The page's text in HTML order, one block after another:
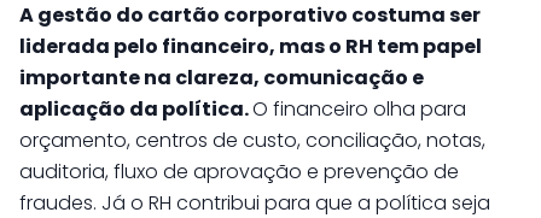
A gestão do cartão corporativo costuma ser
liderada pelo financeiro, mas o RH tem papel
importante na clareza, comunicação e
aplicação da política.O financeiro olha para
orçamento, centros de custo, conciliação, notas,
auditoria, fluxo de aprovação e prevenção de
fraudes. Já o RH contribui para que a política seja